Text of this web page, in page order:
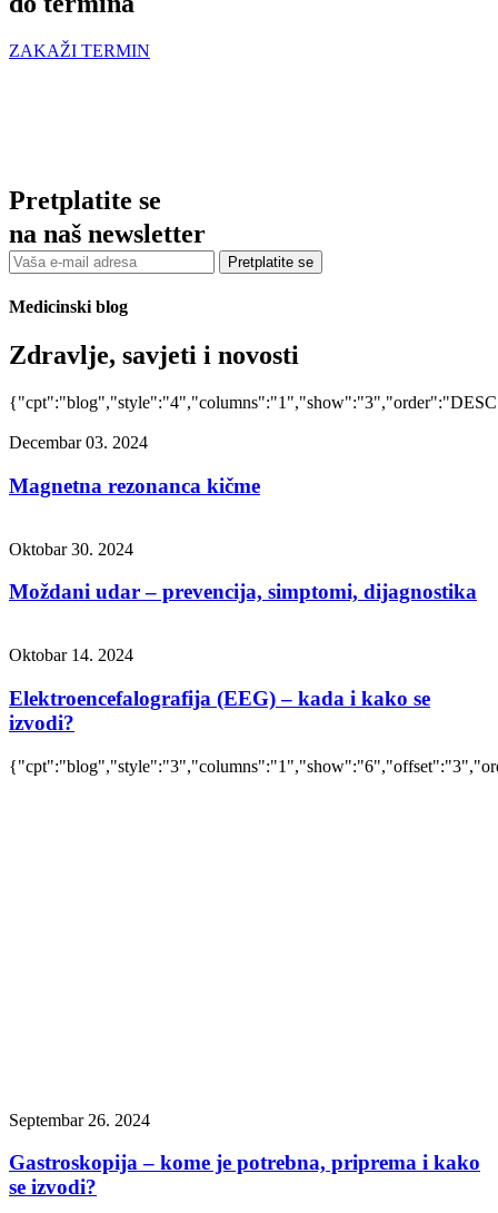
ZAKAŽI TERMIN
Pretplatite se
na naš newsletter
Pretplatite se
Medicinski blog
Zdravlje, savjeti i novosti
Decembar 03. 2024
Magnetna rezonanca kičme
Oktobar 30. 2024
Moždani udar – prevencija, simptomi, dijagnostika
Oktobar 14. 2024
Elektroencefalografija (EEG) – kada i kako se
izvodi?
Septembar 26. 2024
Gastroskopija – kome je potrebna, priprema i kako
se izvodi?